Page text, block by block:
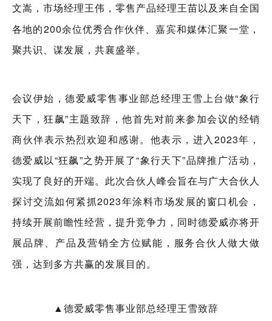
文嵩， 市场经理王伟，零售产品经理王苗以及来自全国
各地的200余位优秀合作伙伴、嘉宾和媒体汇聚一堂，
聚共识、谋发展，共襄盛举。
会议伊始，德爱威零售事业部总经理王雪上台做“象行
天下，狂飙”主题致辞，他首先对前来参加会议的经销
商伙伴表示热烈欢迎和感谢。他表示，进入2023年，
德爱威以“狂飙”之势开展了“象行天下”品牌推广活动，
实现了良好的开端。此次合伙人峰会旨在与广大合伙人
探讨交流如何紧抓2023年涂料市场发展的窗口机会，
持续开展前瞻性经营，提升竞争力，同时德爱威亦将开
展品牌、产品及营销全方位赋能，
服务合伙人做大做
强， 达到多方共赢的发展目的。
▲德爱威零售事业部总经理王雪致辞